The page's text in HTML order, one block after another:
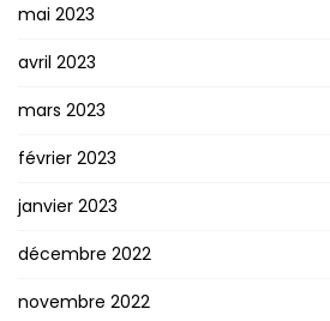
mai 2023
avril 2023
mars 2023
février 2023
janvier 2023
décembre 2022
novembre 2022